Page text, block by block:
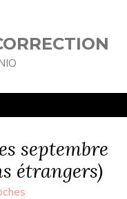
septembre
étrangers)